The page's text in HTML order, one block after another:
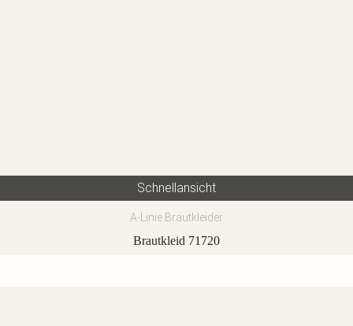
Schnellansicht
A-Linie Brautkleider
Brautkleid 71720